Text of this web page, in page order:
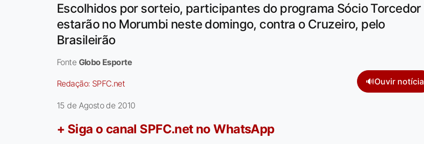
Escolhidos por sorteio, participantes do programa Sócio Torcedor
estarão no Morumbi neste domingo, contra o Cruzeiro, pelo
Brasileirão
Fonte Globo Esporte
Redação: SPFC.net 🔊Ouvir notícia
15 de Agosto de 2010
+ Siga o canal SPFC.net no WhatsApp